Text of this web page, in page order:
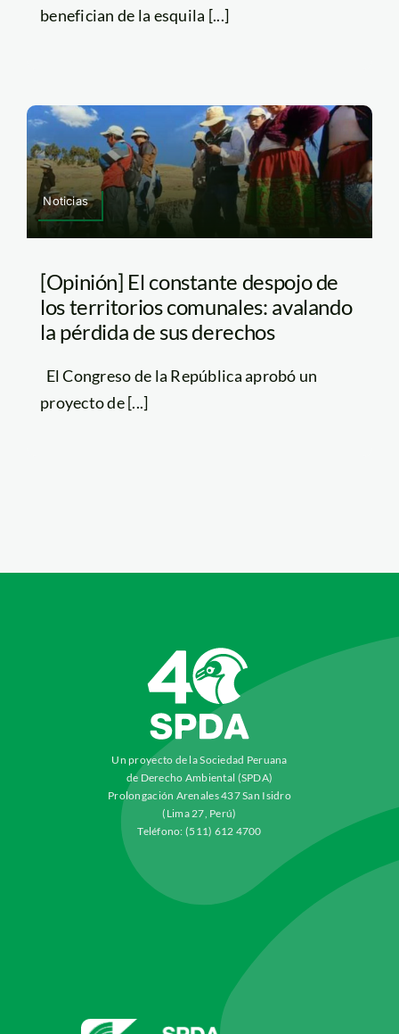
benefician de la esquila [...]
Noticias
[Opinión] El constante despojo de
los territorios comunales: avalando
la pérdida de sus derechos
El Congreso de la República aprobó un
proyecto de [...]
Un proyecto de la Sociedad Peruana
de Derecho Ambiental (SPDA)
Prolongación Arenales 437 San Isidro
(Lima 27, Perú)
Teléfono: (511) 612 4700